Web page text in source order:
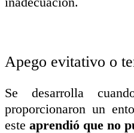
Apego evitativo o
Se desarrolla
proporcionaron un
este aprendió que no